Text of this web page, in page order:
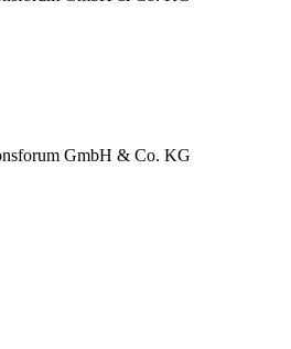
GmbH & Co. KG